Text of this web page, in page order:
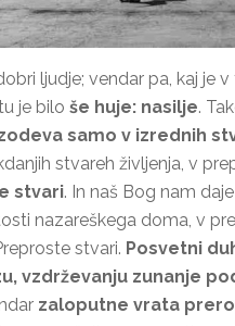
ljudje; vendar pa, kaj je
je bilo še huje: nasilje.
samo v izrednih
stvareh življenja, v
stvari. In naš Bog nam
nazareškega doma, v
stvari. Posvetni
vzdrževanju zunanje
zaloputne vrata